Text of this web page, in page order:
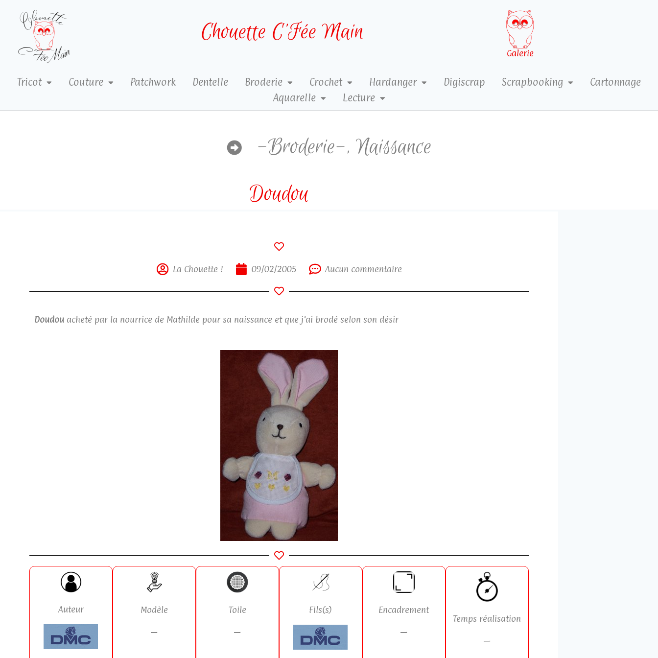
Chouette C’Fée Main
Galerie
Tricot Couture Patchwork Dentelle Broderie Crochet Hardanger Digiscrap Scrapbooking
Cartonnage
Aquarelle
Lecture
-Broderie-, Naissance
Doudou
La Chouette ! 09/02/2005 Aucun commentaire
Doudou acheté par la nourrice de Mathilde pour sa naissance et que j’ai brodé selon son désir
Auteur Modèle
—
Toile
—
Fils(s) Encadrement
—
Temps réalisation
—